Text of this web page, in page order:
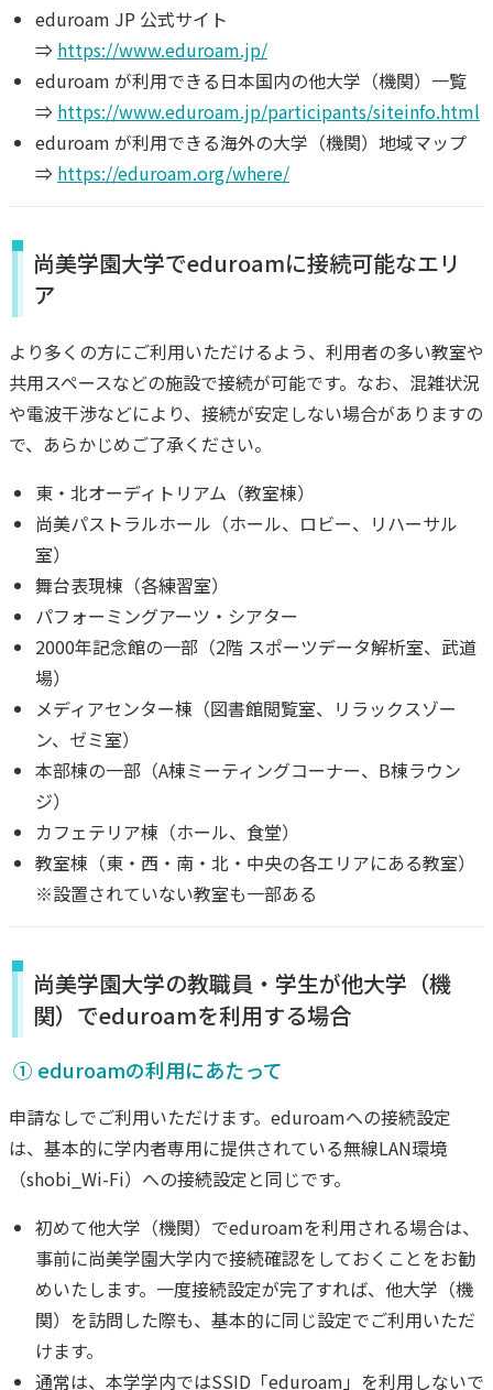
eduroam JP 公式サイト
⇒ https://www.eduroam.jp/
eduroam が利用できる日本国内の他大学（機関）一覧
⇒ https://www.eduroam.jp/participants/siteinfo.html
eduroam が利用できる海外の大学（機関）地域マップ
⇒ https://eduroam.org/where/
尚美学園大学でeduroamに接続可能なエリ
ア
より多くの方にご利用いただけるよう、利用者の多い教室や
共用スペースなどの施設で接続が可能です。なお、混雑状況
や電波干渉などにより、接続が安定しない場合がありますの
で、あらかじめご了承ください。
東・北オーディトリアム（教室棟）
尚美パストラルホール（ホール、ロビー、リハーサル
室）
舞台表現棟（各練習室）
パフォーミングアーツ・シアター
2000年記念館の一部（2階 スポーツデータ解析室、武道
場）
メディアセンター棟（図書館閲覧室、リラックスゾー
ン、ゼミ室）
本部棟の一部（A棟ミーティングコーナー、B棟ラウン
ジ）
カフェテリア棟（ホール、食堂）
教室棟（東・西・南・北・中央の各エリアにある教室）
※設置されていない教室も一部ある
尚美学園大学の教職員・学生が他大学（機
関）でeduroamを利用する場合
① eduroamの利用にあたって
申請なしでご利用いただけます。eduroamへの接続設定
は、基本的に学内者専用に提供されている無線LAN環境
（shobi_Wi-Fi）への接続設定と同じです。
初めて他大学（機関）でeduroamを利用される場合は、
事前に尚美学園大学内で接続確認をしておくことをお勧
めいたします。一度接続設定が完了すれば、他大学（機
関）を訪問した際も、基本的に同じ設定でご利用いただ
けます。
通常は、本学学内ではSSID「eduroam」を利用しないで